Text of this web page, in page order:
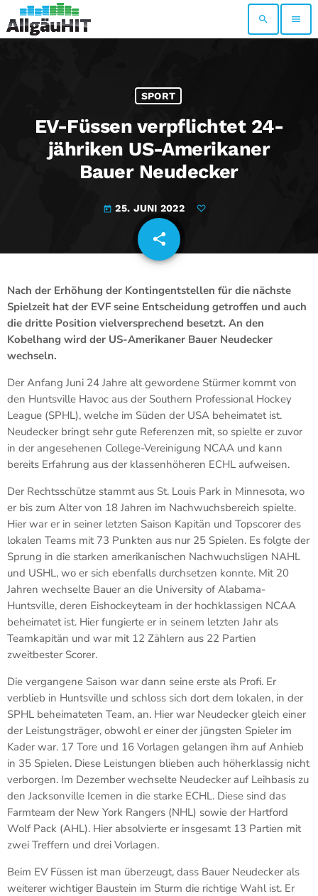
search menu
SPORT
EV-Füssen verpflichtet 24-
jähriken US-Amerikaner
Bauer Neudecker
today 25. JUNI 2022
share
email
Nach der Erhöhung der Kontingentstellen für die nächste
Spielzeit hat der EVF seine Entscheidung getroffen und auch
die dritte Position vielversprechend besetzt. An den
Kobelhang wird der US-Amerikaner Bauer Neudecker
wechseln.
Der Anfang Juni 24 Jahre alt gewordene Stürmer kommt von
den Huntsville Havoc aus der Southern Professional Hockey
League (SPHL), welche im Süden der USA beheimatet ist.
Neudecker bringt sehr gute Referenzen mit, so spielte er zuvor
in der angesehenen College-Vereinigung NCAA und kann
bereits Erfahrung aus der klassenhöheren ECHL aufweisen.
Der Rechtsschütze stammt aus St. Louis Park in Minnesota, wo
er bis zum Alter von 18 Jahren im Nachwuchsbereich spielte.
Hier war er in seiner letzten Saison Kapitän und Topscorer des
lokalen Teams mit 73 Punkten aus nur 25 Spielen. Es folgte der
Sprung in die starken amerikanischen Nachwuchsligen NAHL
und USHL, wo er sich ebenfalls durchsetzen konnte. Mit 20
Jahren wechselte Bauer an die University of Alabama-
Huntsville, deren Eishockeyteam in der hochklassigen NCAA
beheimatet ist. Hier fungierte er in seinem letzten Jahr als
Teamkapitän und war mit 12 Zählern aus 22 Partien
zweitbester Scorer.
Die vergangene Saison war dann seine erste als Profi. Er
verblieb in Huntsville und schloss sich dort dem lokalen, in der
SPHL beheimateten Team, an. Hier war Neudecker gleich einer
der Leistungsträger, obwohl er einer der jüngsten Spieler im
Kader war. 17 Tore und 16 Vorlagen gelangen ihm auf Anhieb
in 35 Spielen. Diese Leistungen blieben auch höherklassig nicht
verborgen. Im Dezember wechselte Neudecker auf Leihbasis zu
den Jacksonville Icemen in die starke ECHL. Diese sind das
Farmteam der New York Rangers (NHL) sowie der Hartford
Wolf Pack (AHL). Hier absolvierte er insgesamt 13 Partien mit
zwei Treffern und drei Vorlagen.
Beim EV Füssen ist man überzeugt, dass Bauer Neudecker als
weiterer wichtiger Baustein im Sturm die richtige Wahl ist. Er